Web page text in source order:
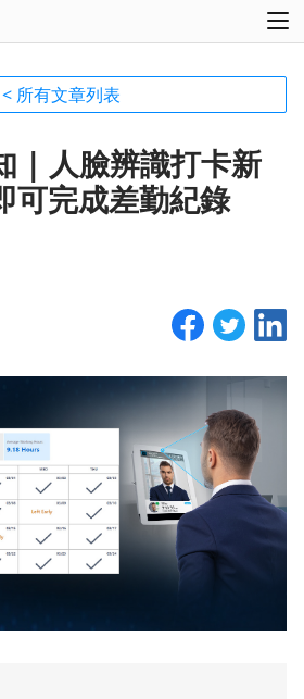
< 所有文章列表
| 人臉辨識打卡新
可完成差勤紀錄